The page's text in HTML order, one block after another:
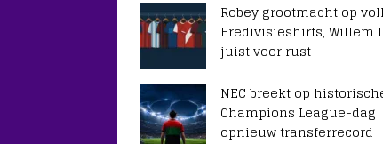
Robey grootmacht op
Eredivisieshirts, Willem
juist voor rust
NEC breekt op
Champions League-dag
opnieuw transferrecord